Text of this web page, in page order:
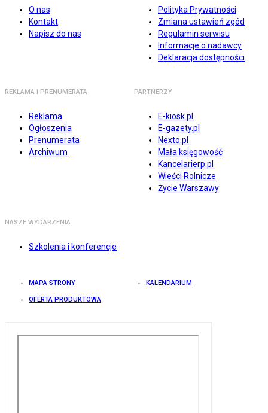
O nas
Kontakt
Napisz do nas
Polityka Prywatności
Zmiana ustawień zgód
Regulamin serwisu
Informacje o nadawcy
Deklaracja dostępności
REKLAMA I PRENUMERATA
Reklama
Ogłoszenia
Prenumerata
Archiwum
PARTNERZY
E-kiosk.pl
E-gazety.pl
Nexto.pl
Mała księgowość
Kancelarierp.pl
Wieści Rolnicze
Życie Warszawy
NASZE WYDARZENIA
Szkolenia i konferencje
MAPA STRONY KALENDARIUM
OFERTA PRODUKTOWA